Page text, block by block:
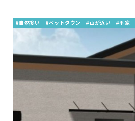
#自然多い #ベットタウン #山が近い #平家